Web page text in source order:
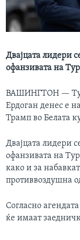
ИНТЕРВЈУА
Јазици
Двајцата лидери
офанзивата на
ВАШИНГТОН —
Ердоган денес е
Трамп во Белата
Двајцата лидери
офанзивата на
како и за
противвоздушна
Согласно
ќе имаат